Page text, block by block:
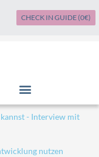
CHECK IN GUIDE (0€)
- Interview mit
nutzen